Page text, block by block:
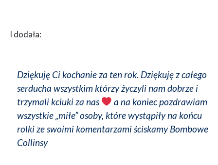
I dodała:
Dziękuję Ci kochanie za ten rok. Dziękuję z całego
serducha wszystkim którzy życzyli nam dobrze i
trzymali kciuki za nas
a na koniec pozdrawiam
wszystkie „miłe” osoby, które wystąpiły na końcu
rolki ze swoimi komentarzami ściskamy Bombowe
Collinsy